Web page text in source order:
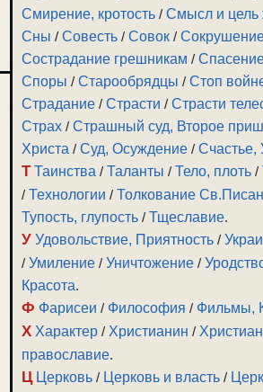
Смирение, кротость /Смысл и цель
Сны /Совесть /Совок /
Сострадание грешникам /
Споры /Старообрядцы /Стоп
Страдание /Страсти /Страсти
Страх /Страшный суд, Второе
Христа /Суд, Осуждение /Счастье,
Т Таинства /Таланты /Тело, плоть /
/Технологии /Толкование
Тупость, глупость /Тщеславие.
У Удовольствие, Приятность /
/Умиление /Уничтожение /
Красота.
Ф Фарисеи / Философия / Фильмы,
Х Характер / Христианин /
православие.
Ц Церковь / Церковь и власть /